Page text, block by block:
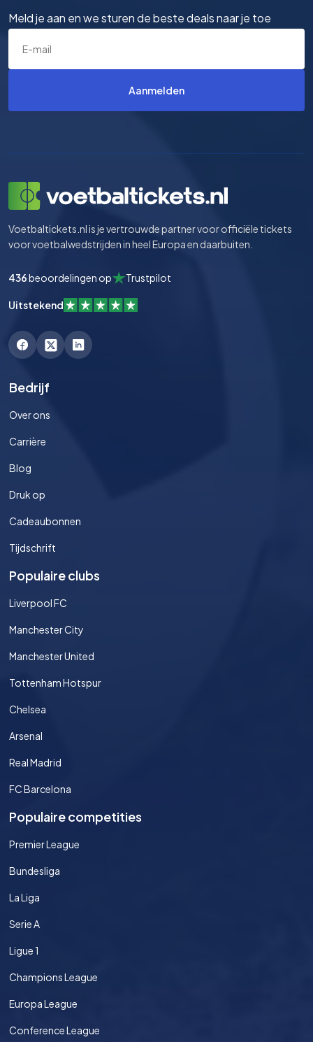
Meld je aan en we sturen de beste deals naar je toe
Aanmelden
Voetbaltickets.nl is je vertrouwde partner voor officiële tickets
voor voetbalwedstrijden in heel Europa en daarbuiten.
436beoordelingen op Trustpilot
Uitstekend
Bedrijf
Over ons
Carrière
Blog
Druk op
Cadeaubonnen
Tijdschrift
Populaire clubs
Liverpool FC
Manchester City
Manchester United
Tottenham Hotspur
Chelsea
Arsenal
Real Madrid
FC Barcelona
Populaire competities
Premier League
Bundesliga
La Liga
Serie A
Ligue 1
Champions League
Europa League
Conference League